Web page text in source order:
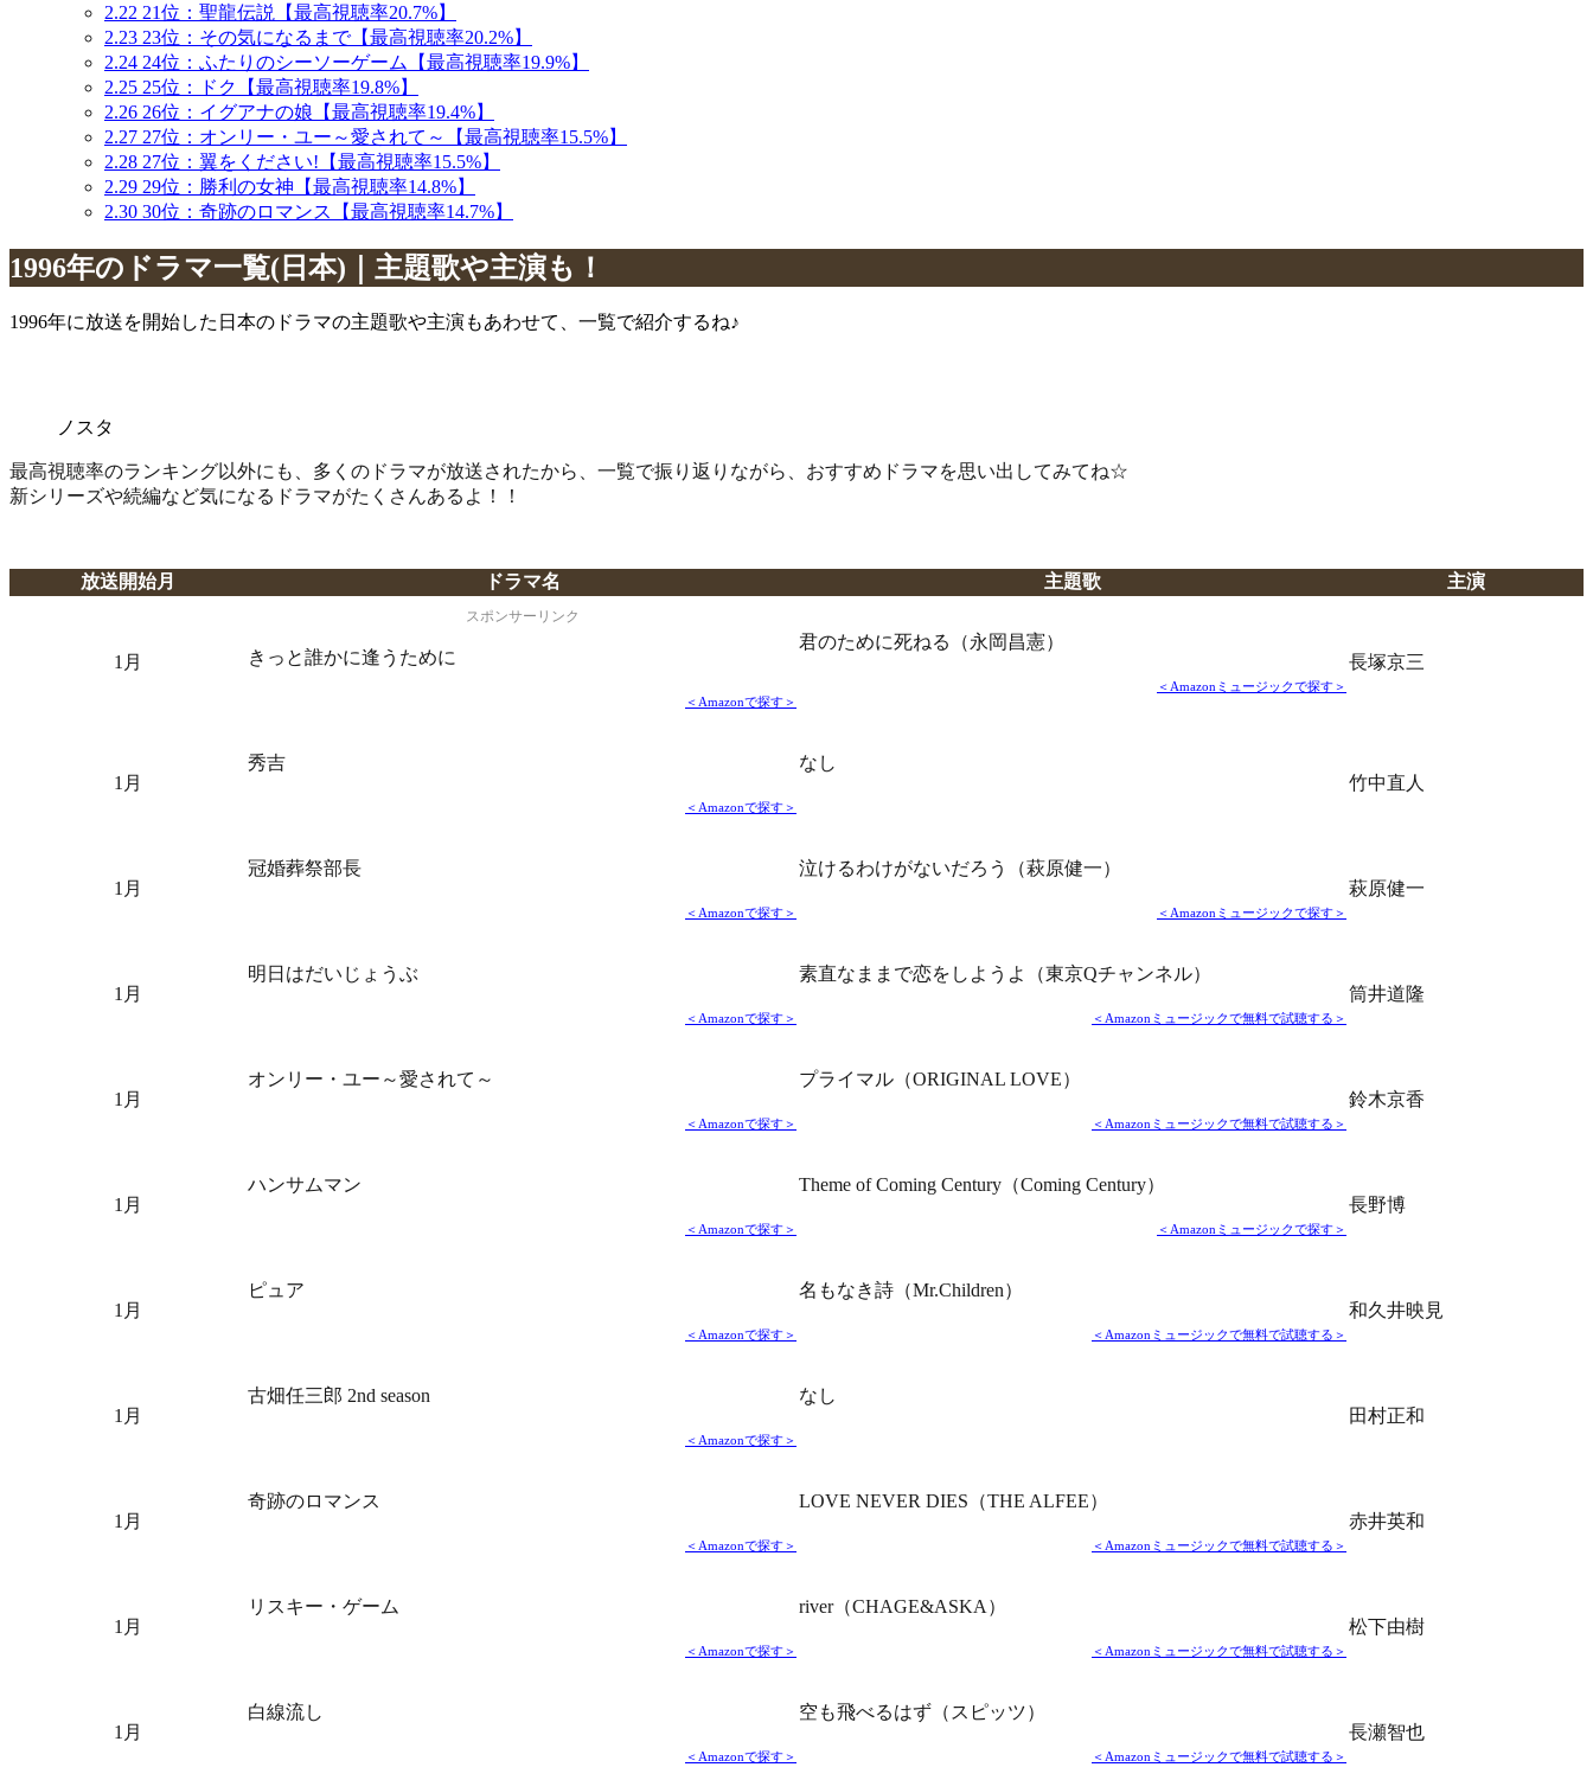
2.22 21位：聖龍伝説【最高視聴率20.7%】
2.23 23位：その気になるまで【最高視聴率20.2%】
2.24 24位：ふたりのシーソーゲーム【最高視聴率19.9%】
2.25 25位：ドク【最高視聴率19.8%】
2.26 26位：イグアナの娘【最高視聴率19.4%】
2.27 27位：オンリー・ユー～愛されて～【最高視聴率15.5%】
2.28 27位：翼をください!【最高視聴率15.5%】
2.29 29位：勝利の女神【最高視聴率14.8%】
2.30 30位：奇跡のロマンス【最高視聴率14.7%】
1996年のドラマ一覧(日本)｜主題歌や主演も！
1996年に放送を開始した日本のドラマの主題歌や主演もあわせて、一覧で紹介するね♪
ノスタ
最高視聴率のランキング以外にも、多くのドラマが放送されたから、一覧で振り返りながら、おすすめドラマを思い出してみてね☆
新シリーズや続編など気になるドラマがたくさんあるよ！！
放送開始月 ドラマ名 主題歌 主演
1月
スポンサーリンク
きっと誰かに逢うために
＜Amazonで探す＞
君のために死ねる（永岡昌憲）
＜Amazonミュージックで探す＞
長塚京三
1月
秀吉
＜Amazonで探す＞
なし
竹中直人
1月
冠婚葬祭部長
＜Amazonで探す＞
泣けるわけがないだろう（萩原健一）
＜Amazonミュージックで探す＞
萩原健一
1月
明日はだいじょうぶ
＜Amazonで探す＞
素直なままで恋をしようよ（東京Qチャンネル）
＜Amazonミュージックで無料で試聴する＞
筒井道隆
1月
オンリー・ユー～愛されて～
＜Amazonで探す＞
プライマル（ORIGINAL LOVE）
＜Amazonミュージックで無料で試聴する＞
鈴木京香
1月
ハンサムマン
＜Amazonで探す＞
Theme of Coming Century（Coming Century）
＜Amazonミュージックで探す＞
長野博
1月
ピュア
＜Amazonで探す＞
名もなき詩（Mr.Children）
＜Amazonミュージックで無料で試聴する＞
和久井映見
1月
古畑任三郎 2nd season
＜Amazonで探す＞
なし
田村正和
1月
奇跡のロマンス
＜Amazonで探す＞
LOVE NEVER DIES（THE ALFEE）
＜Amazonミュージックで無料で試聴する＞
赤井英和
1月
リスキー・ゲーム
＜Amazonで探す＞
river（CHAGE&ASKA）
＜Amazonミュージックで無料で試聴する＞
松下由樹
1月
白線流し
＜Amazonで探す＞
空も飛べるはず（スピッツ）
＜Amazonミュージックで無料で試聴する＞
長瀬智也